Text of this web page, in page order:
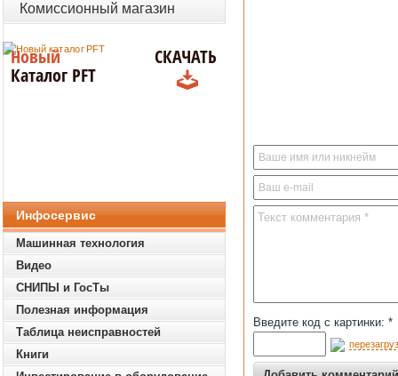
Введите код с картинки: *
Комиссионный магазин
Новый
Каталог PFT
СКАЧАТЬ
Инфосервис
Машинная технология
Видео
СНИПЫ и ГосТы
Полезная информация
Таблица неисправностей
Книги